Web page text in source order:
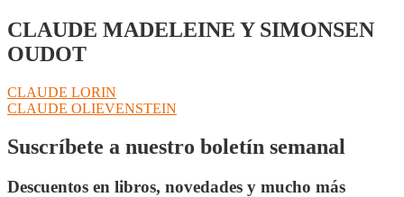
CLAUDE MADELEINE Y SIMONSEN
OUDOT
Navegación
de
entradas
Anterior:
CLAUDE LORIN
Siguiente:
CLAUDE OLIEVENSTEIN
Suscríbete a nuestro boletín semanal
Descuentos en libros, novedades y mucho más